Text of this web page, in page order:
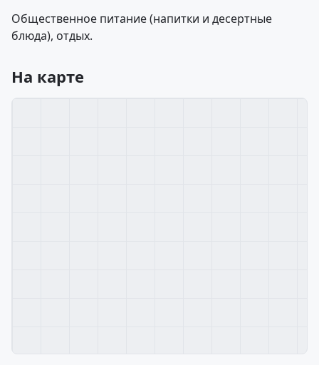
Общественное питание (напитки и десертные
блюда), отдых.
На карте